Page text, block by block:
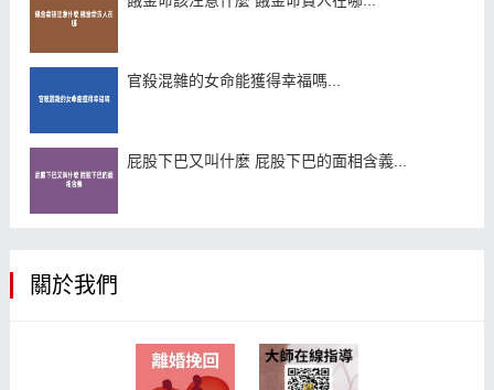
官殺混雜的女命能獲得幸福嗎...
屁股下巴又叫什麼 屁股下巴的面相含義...
關於我們